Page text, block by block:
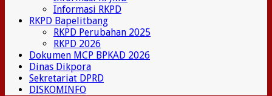
Informasi RKPD
RKPD Bapelitbang
RKPD Perubahan 2025
RKPD 2026
Dokumen MCP BPKAD 2026
Dinas Dikpora
Sekretariat DPRD
DISKOMINFO